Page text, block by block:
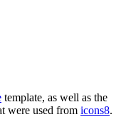
template, as well as the
were used from icons8.